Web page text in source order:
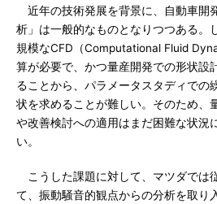
近年の技術発展を背景に、自動車開
析」は一般的なものとなりつつある。
規模なCFD（Computational Fluid
算が必要で、かつ量産開発での形状設
ることから、パラメータスタディでの
状を求めることが難しい。そのため、
や改善検討への適用はまだ困難な状況
い。
こうした課題に対して、マツダでは
て、振動騒音的観点からの分析を取り